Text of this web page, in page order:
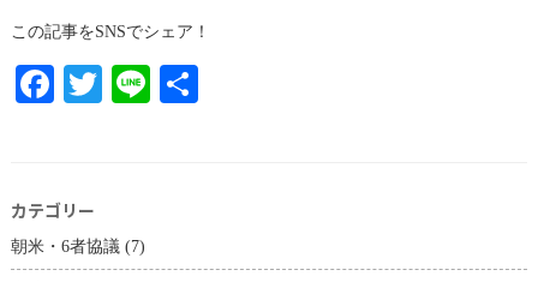
この記事をSNSでシェア！
Facebook
Twitter
Line
カテゴリー
朝米・6者協議(7)